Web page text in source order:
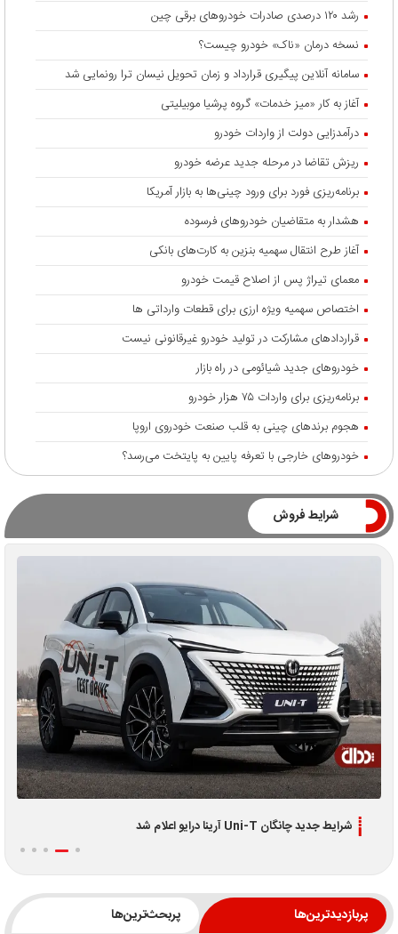
رشد ۱۲۰ درصدی صادرات خودروهای برقی چین
نسخه درمان «ناک» خودرو چیست؟
سامانه آنلاین پیگیری قرارداد‌ و زمان تحویل نیسان ترا رونمایی شد
آغاز به کار «میز خدمات» گروه پرشیا موبیلیتی
درآمدزایی دولت از واردات خودرو
ریزش تقاضا در مرحله جدید عرضه خودرو
برنامه‌ریزی فورد برای ورود چینی‌ها به بازار آمریکا
هشدار به متقاضیان خودروهای فرسوده
آغاز طرح انتقال سهمیه بنزین به کارت‌های بانکی
معمای تیراژ پس از اصلاح قیمت خودرو
اختصاص سهمیه ویژه ارزی برای قطعات وارداتی ها
قراردادهای مشارکت در تولید خودرو غیرقانونی نیست
خودروهای جدید شیائومی در راه بازار
برنامه‌ریزی برای واردات ۷۵ هزار خودرو
هجوم برندهای چینی به قلب صنعت خودروی اروپا
خودروهای خارجی با تعرفه پایین به پایتخت می‌رسد؟
شرایط فروش
اطلاعیه جدید فروش اقساطی لوکانو L7 و L8 ویژه تیر 1405
پربازدیدترین‌ها پربحث‌ترین‌ها